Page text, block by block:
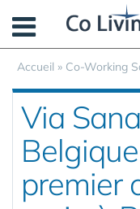
Accueil » Co-Working
Via
premier
Panneau de gestion